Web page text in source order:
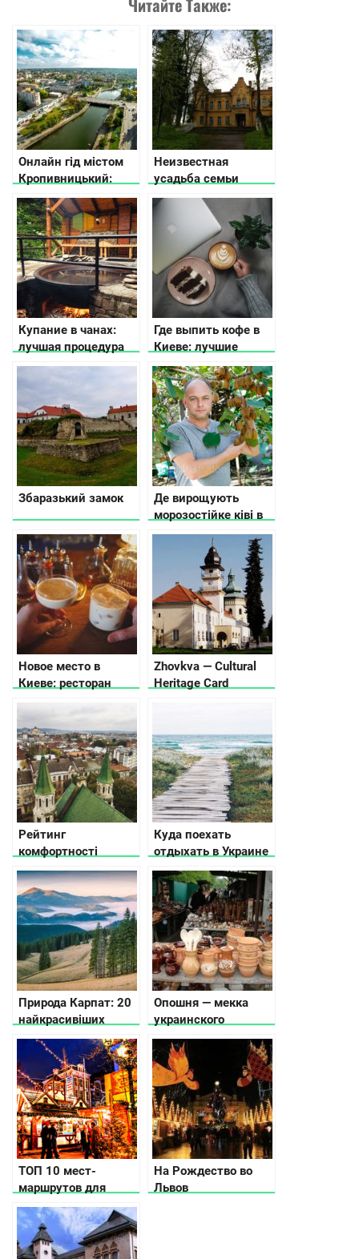
Онлайн гід містом
Кропивницький:
куди піти та що
подивитися
Неизвестная
усадьба семьи
Терещенко в
Житомирской
области
Купание в чанах:
лучшая процедура
Карпат
Где выпить кофе в
Киеве: лучшие
кофейни по версии
Instagram и
Fousquare
Збаразький замок
Де вирощують
морозостійке ківі в
Україні
Новое место в
Киеве: ресторан
Company
Zhovkva — Cultural
Heritage Card
Рейтинг
комфортності
українських міст:
хто посів перше
місце?
Куда поехать
отдыхать в Украине
летом: море, озера и
другие места для
отпуска
Природа Карпат: 20
найкрасивіших
місць українських
Карпат, щоб
відвідати цього року
Опошня — мекка
украинского
гончарства
ТОП 10 мест-
маршрутов для
корпоративов,
которые вы никогда
не забудете
На Рождество во
Львов